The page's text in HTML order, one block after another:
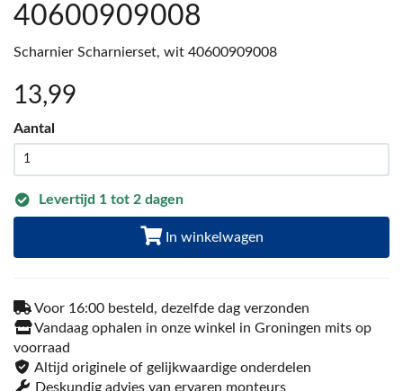
40600909008
Scharnier Scharnierset, wit 40600909008
13,99
Aantal
Levertijd 1 tot 2 dagen
In winkelwagen
Voor 16:00 besteld, dezelfde dag verzonden
Vandaag ophalen in onze winkel in Groningen mits op
voorraad
Altijd originele of gelijkwaardige onderdelen
Deskundig advies van ervaren monteurs